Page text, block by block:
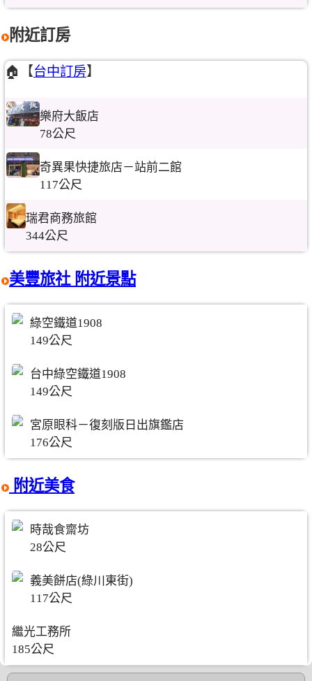
附近訂房
🏠【台中訂房】
樂府大飯店
78公尺
奇異果快捷旅店－站前二館
117公尺
瑞君商務旅館
344公尺
美豐旅社 附近景點
綠空鐵道1908
149公尺
台中綠空鐵道1908
149公尺
宮原眼科－復刻版日出旗鑑店
176公尺
附近美食
時哉食齋坊
28公尺
義美餅店(綠川東街)
117公尺
繼光工務所
185公尺